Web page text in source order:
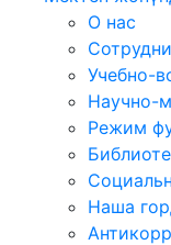
О нас
Учебно-
Научно-
Режим
Наша